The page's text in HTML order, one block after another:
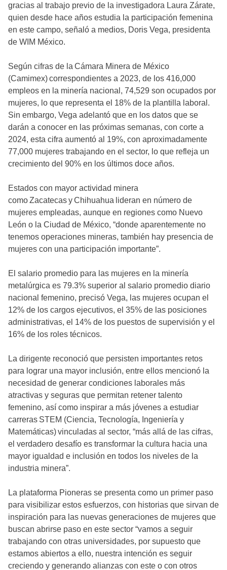
gracias al trabajo previo de la investigadora Laura Zárate,
quien desde hace años estudia la participación femenina
en este campo, señaló a medios, Doris Vega, presidenta
de WIM México.
Según cifras de la Cámara Minera de México
(Camimex) correspondientes a 2023, de los 416,000
empleos en la minería nacional, 74,529 son ocupados por
mujeres, lo que representa el 18% de la plantilla laboral.
Sin embargo, Vega adelantó que en los datos que se
darán a conocer en las próximas semanas, con corte a
2024, esta cifra aumentó al 19%, con aproximadamente
77,000 mujeres trabajando en el sector, lo que refleja un
crecimiento del 90% en los últimos doce años.
Estados con mayor actividad minera
como Zacatecas y Chihuahua lideran en número de
mujeres empleadas, aunque en regiones como Nuevo
León o la Ciudad de México, “donde aparentemente no
tenemos operaciones mineras, también hay presencia de
mujeres con una participación importante”.
El salario promedio para las mujeres en la minería
metalúrgica es 79.3% superior al salario promedio diario
nacional femenino, precisó Vega, las mujeres ocupan el
12% de los cargos ejecutivos, el 35% de las posiciones
administrativas, el 14% de los puestos de supervisión y el
16% de los roles técnicos.
La dirigente reconoció que persisten importantes retos
para lograr una mayor inclusión, entre ellos mencionó la
necesidad de generar condiciones laborales más
atractivas y seguras que permitan retener talento
femenino, así como inspirar a más jóvenes a estudiar
carreras STEM (Ciencia, Tecnología, Ingeniería y
Matemáticas) vinculadas al sector, “más allá de las cifras,
el verdadero desafío es transformar la cultura hacia una
mayor igualdad e inclusión en todos los niveles de la
industria minera”.
La plataforma Pioneras se presenta como un primer paso
para visibilizar estos esfuerzos, con historias que sirvan de
inspiración para las nuevas generaciones de mujeres que
buscan abrirse paso en este sector “vamos a seguir
trabajando con otras universidades, por supuesto que
estamos abiertos a ello, nuestra intención es seguir
creciendo y generando alianzas con este o con otros